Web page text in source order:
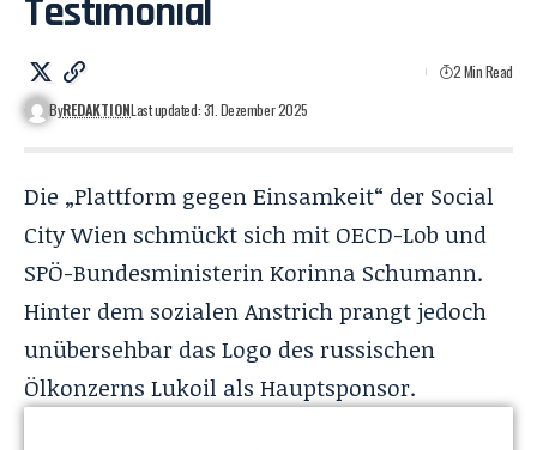
Testimonial
ByREDAKTIONLast updated: 31. Dezember 2025
2 Min Read
Die „Plattform gegen Einsamkeit“ der Social
City Wien schmückt sich mit OECD-Lob und
SPÖ-Bundesministerin Korinna Schumann.
Hinter dem sozialen Anstrich prangt jedoch
unübersehbar das Logo des russischen
Ölkonzerns Lukoil als Hauptsponsor.